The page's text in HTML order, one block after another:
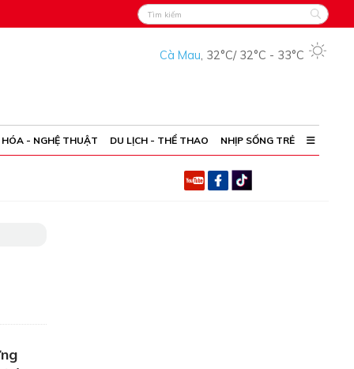
Cà Mau, 32°C/ 32°C - 33°C
- NGHỆ THUẬT DU LỊCH - THỂ THAO NHỊP SỐNG TRẺ